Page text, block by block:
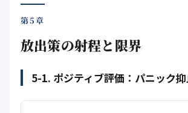
第5章
放出策の射程と限界
5-1. ポジティブ評価：パニック